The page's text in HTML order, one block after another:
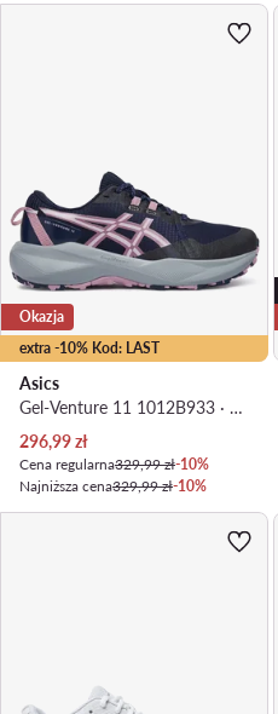
extra -10% Kod: LAST
Okazja
Asics
Gel-Venture 11 1012B933 · Buty do biegania
Aktualna cena
296,99zł
Cena regularna329,99 zł-10%
Najniższa cena329,99 zł-10%